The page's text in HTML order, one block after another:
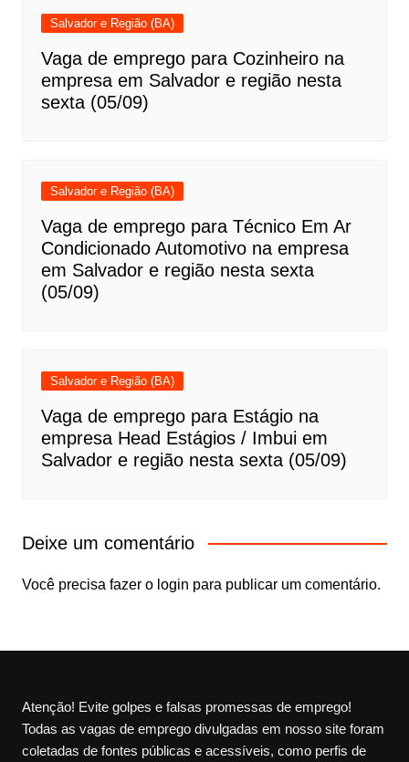
Salvador e Região (BA)
Vaga de emprego para Cozinheiro na
empresa em Salvador e região nesta
sexta (05/09)
Salvador e Região (BA)
Vaga de emprego para Técnico Em Ar
Condicionado Automotivo na empresa
em Salvador e região nesta sexta
(05/09)
Salvador e Região (BA)
Vaga de emprego para Estágio na
empresa Head Estágios / Imbui em
Salvador e região nesta sexta (05/09)
Deixe um comentário
Você precisa fazer o login para publicar um comentário.
Atenção! Evite golpes e falsas promessas de emprego!
Todas as vagas de emprego divulgadas em nosso site foram
coletadas de fontes públicas e acessíveis, como perfis de